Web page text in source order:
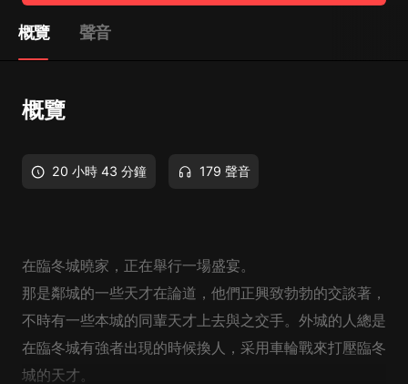
概覽 聲音
概覽
20 小時 43 分鐘 179 聲音
在臨冬城曉家，正在舉行一場盛宴。
那是鄰城的一些天才在論道，他們正興致勃勃的交談著，
不時有一些本城的同輩天才上去與之交手。外城的人總是
在臨冬城有強者出現的時候換人，采用車輪戰來打壓臨冬
城的天才。